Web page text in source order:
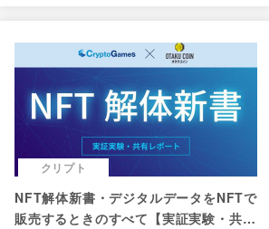
クリプト
NFT解体新書・デジタルデータをNFTで
販売するときのすべて【実証実験・共有